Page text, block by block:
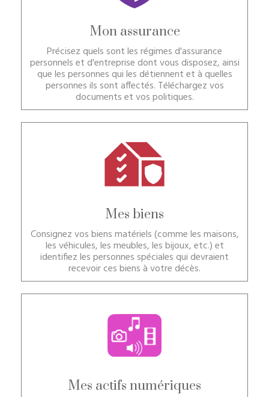
Mon assurance
Précisez quels sont les régimes d'assurance
personnels et d'entreprise dont vous disposez, ainsi
que les personnes qui les détiennent et à quelles
personnes ils sont affectés. Téléchargez vos
documents et vos politiques.
Mes biens
Consignez vos biens matériels (comme les maisons,
les véhicules, les meubles, les bijoux, etc.) et
identifiez les personnes spéciales qui devraient
recevoir ces biens à votre décès.
Mes actifs numériques